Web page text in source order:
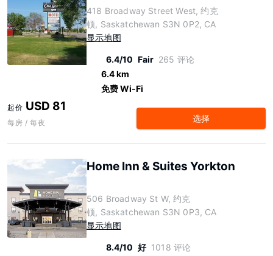
418 Broadway Street West, 约克
顿, Saskatchewan S3N 0P2, CA
显示地图
6.4/10 Fair 265 评论
6.4 km
免费 Wi-Fi
起价 USD 81
每房 / 每夜 选择
Home Inn & Suites Yorkton
506 Broadway St W, 约克
顿, Saskatchewan S3N 0P3, CA
显示地图
8.4/10 好 1018 评论